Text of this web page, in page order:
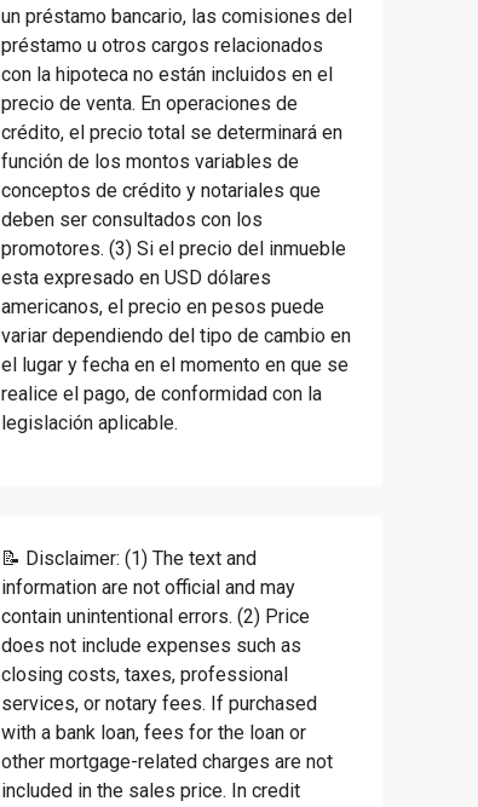
un préstamo bancario, las comisiones del
préstamo u otros cargos relacionados
con la hipoteca no están incluidos en el
precio de venta. En operaciones de
crédito, el precio total se determinará en
función de los montos variables de
conceptos de crédito y notariales que
deben ser consultados con los
promotores. (3) Si el precio del inmueble
esta expresado en USD dólares
americanos, el precio en pesos puede
variar dependiendo del tipo de cambio en
el lugar y fecha en el momento en que se
realice el pago, de conformidad con la
legislación aplicable.
📝 Disclaimer: (1) The text and
information are not official and may
contain unintentional errors. (2) Price
does not include expenses such as
closing costs, taxes, professional
services, or notary fees. If purchased
with a bank loan, fees for the loan or
other mortgage-related charges are not
included in the sales price. In credit